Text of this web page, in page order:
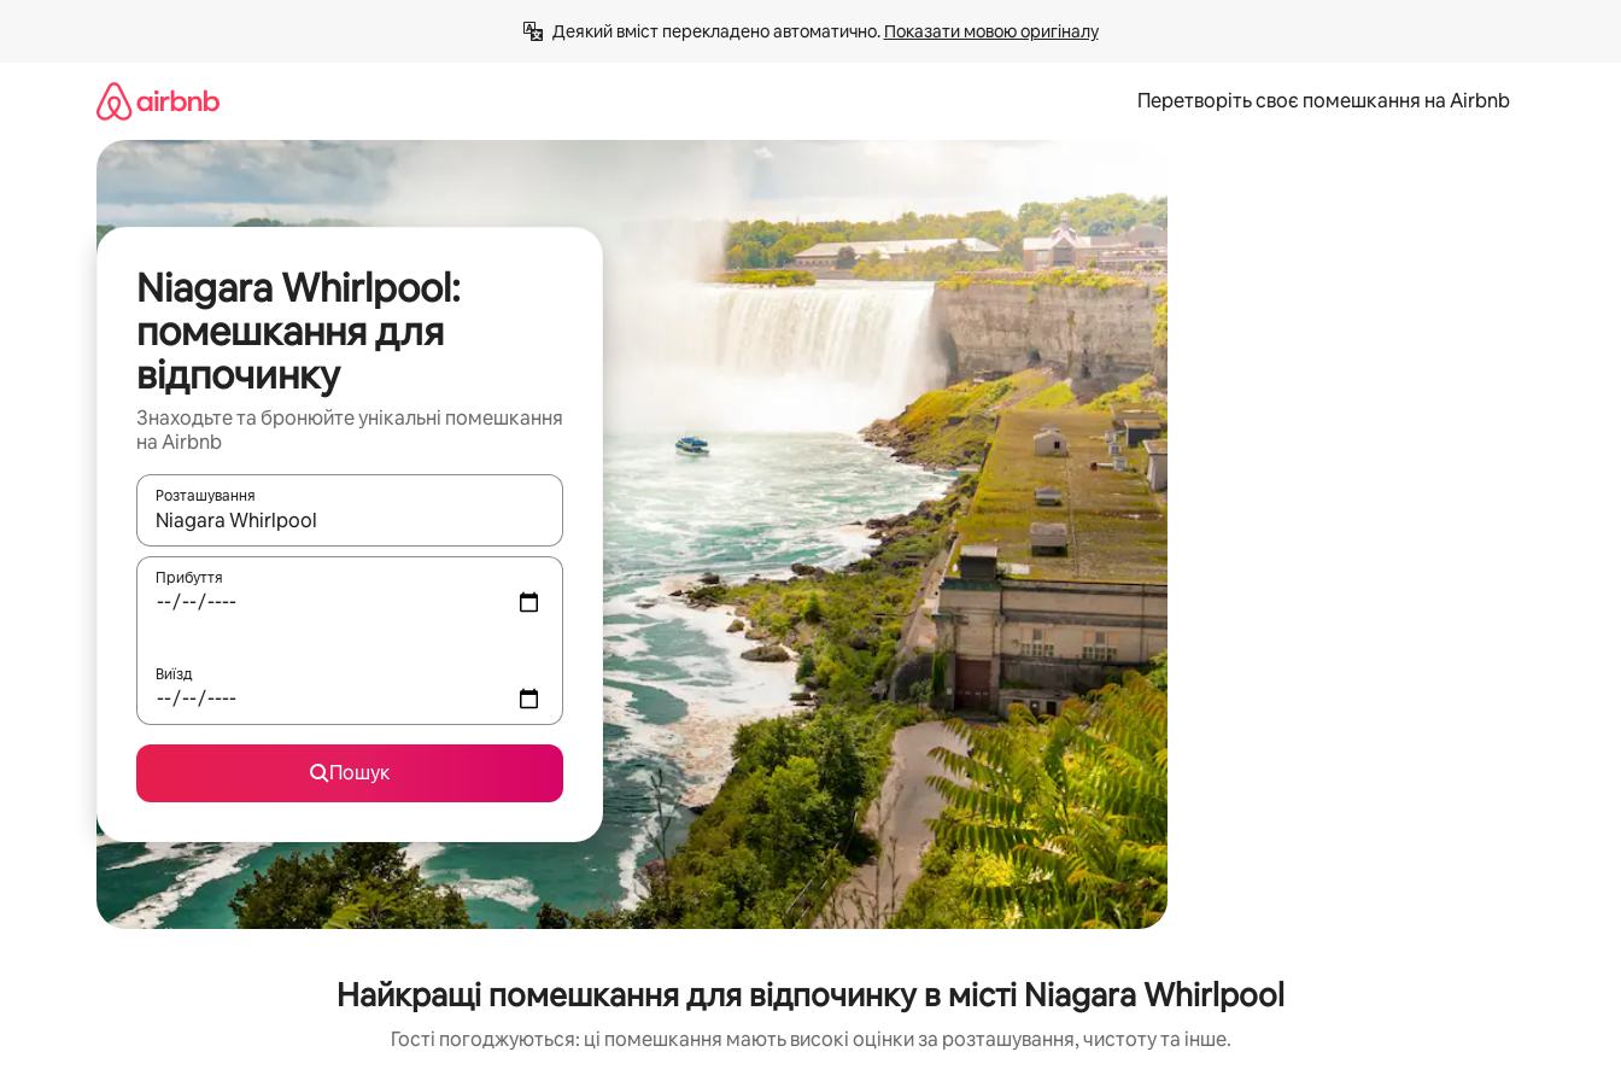
Деякий вміст перекладено автоматично. Показати мовою оригіналу
Перетворіть своє помешкання на Airbnb
Niagara Whirlpool:
помешкання для
відпочинку
Знаходьте та бронюйте унікальні помешкання
на Airbnb
Розташування
Отримавши результати пошуку, використовуйте для навігації сторінкою клавіші зі стрілками вгору та вниз або жести дотику та гортання.
Прибуття
Виїзд
Пошук
Найкращі помешкання для відпочинку в місті Niagara Whirlpool
Гості погоджуються: ці помешкання мають високі оцінки за розташування, чистоту та інше.